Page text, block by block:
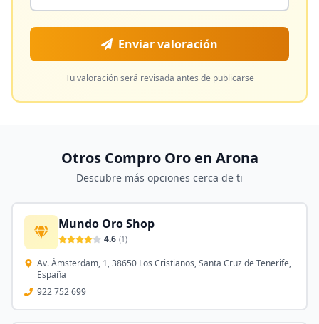
Enviar valoración
Tu valoración será revisada antes de publicarse
Otros Compro Oro en Arona
Descubre más opciones cerca de ti
Mundo Oro Shop
4.6 (1)
Av. Ámsterdam, 1, 38650 Los Cristianos, Santa Cruz de Tenerife,
España
922 752 699